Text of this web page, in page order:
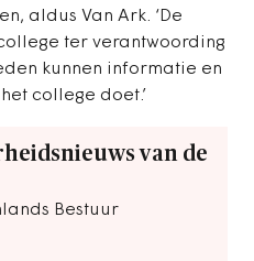
aldus Van Ark. ‘De
ter verantwoording
kunnen informatie en
college doet.’
van de
Bestuur